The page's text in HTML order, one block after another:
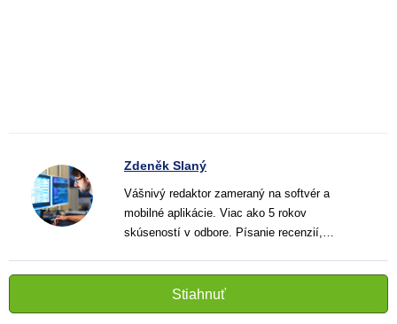
Zdeněk Slaný
Vášnivý redaktor zameraný na softvér a
mobilné aplikácie. Viac ako 5 rokov
skúseností v odbore. Písanie recenzií,
informatívnych textov, ktoré pomáhajú
čitateľom lepšie porozumieť a využiť moderné
technológie.
Stiahnuť